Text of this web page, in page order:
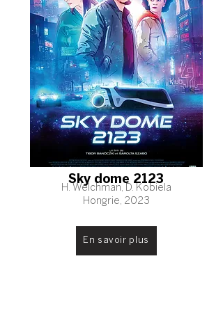
Sky dome 2123
H. Welchman, D. Kobiela
Hongrie, 2023
En savoir plus